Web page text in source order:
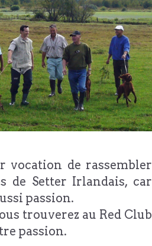
vocation de rassembler
de Setter Irlandais, car
passion.
trouverez au Red Club
passion.